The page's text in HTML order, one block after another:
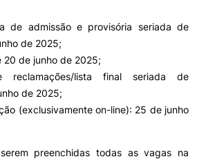
de admissão e provisória seriada de
de 2025;
20 de junho de 2025;
reclamações/lista final seriada de
de 2025;
(exclusivamente on-line): 25 de junho
preenchidas todas as vagas na